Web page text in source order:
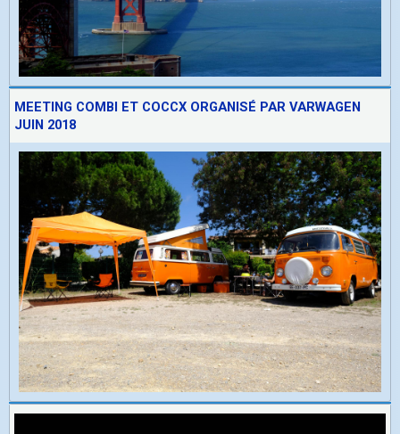
MEETING COMBI ET COCCX ORGANISÉ PAR VARWAGEN
JUIN 2018